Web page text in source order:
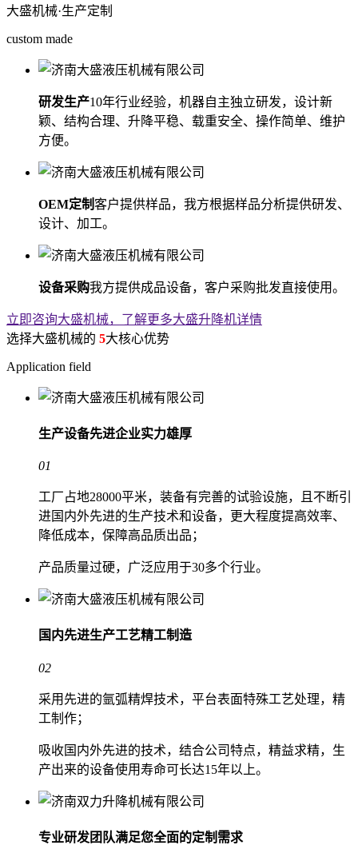
大盛机械·生产定制
custom made
研发生产10年行业经验，机器自主独立研发，设计新
颖、结构合理、升降平稳、载重安全、操作简单、维护
方便。
OEM定制客户提供样品，我方根据样品分析提供研发、
设计、加工。
设备采购我方提供成品设备，客户采购批发直接使用。
立即咨询大盛机械，了解更多大盛升降机详情
选择大盛机械的 5大核心优势
Application field
生产设备先进企业实力雄厚
01
工厂占地28000平米，装备有完善的试验设施，且不断引
进国内外先进的生产技术和设备，更大程度提高效率、
降低成本，保障高品质出品；
产品质量过硬，广泛应用于30多个行业。
国内先进生产工艺精工制造
02
采用先进的氩弧精焊技术，平台表面特殊工艺处理，精
工制作；
吸收国内外先进的技术，结合公司特点，精益求精，生
产出来的设备使用寿命可长达15年以上。
专业研发团队满足您全面的定制需求